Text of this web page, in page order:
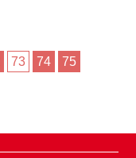
73 74 75